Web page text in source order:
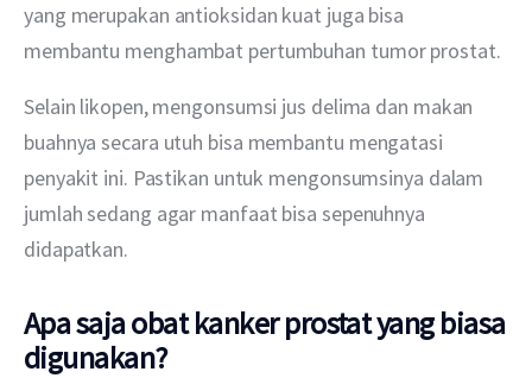
yang merupakan antioksidan kuat juga bisa
membantu menghambat pertumbuhan tumor prostat.
Selain likopen, mengonsumsi jus delima dan makan
buahnya secara utuh bisa membantu mengatasi
penyakit ini. Pastikan untuk mengonsumsinya dalam
jumlah sedang agar manfaat bisa sepenuhnya
didapatkan.
Apa saja obat kanker prostat yang biasa
digunakan?